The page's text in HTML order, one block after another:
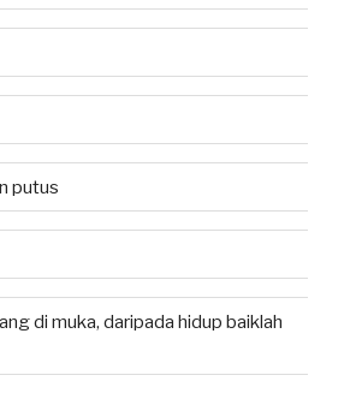
putus
di muka, daripada hidup baiklah